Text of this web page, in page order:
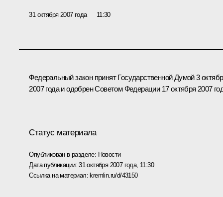
31 октября 2007 года 11:30
Федеральный закон принят Государственной Думой 3
2007 года и одобрен Советом Федерации 17 октября 2007
Статус материала
Опубликован в разделе: Новости
Дата публикации:31 октября 2007 года, 11:30
Ссылка на материал:kremlin.ru/d/43150